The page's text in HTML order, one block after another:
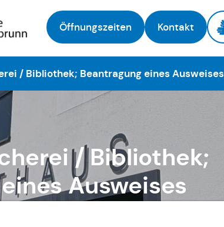
Öffnungszeiten Kontakt
/ Bibliothek; Beantragung eines Ausweises
/ Bibliothek;
Ausweises